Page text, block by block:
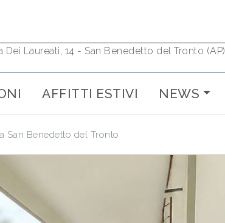
Dei Laureati, 14 - San Benedetto del Tronto (AP)
AFFITTI ESTIVI NEWS
San Benedetto del Tronto